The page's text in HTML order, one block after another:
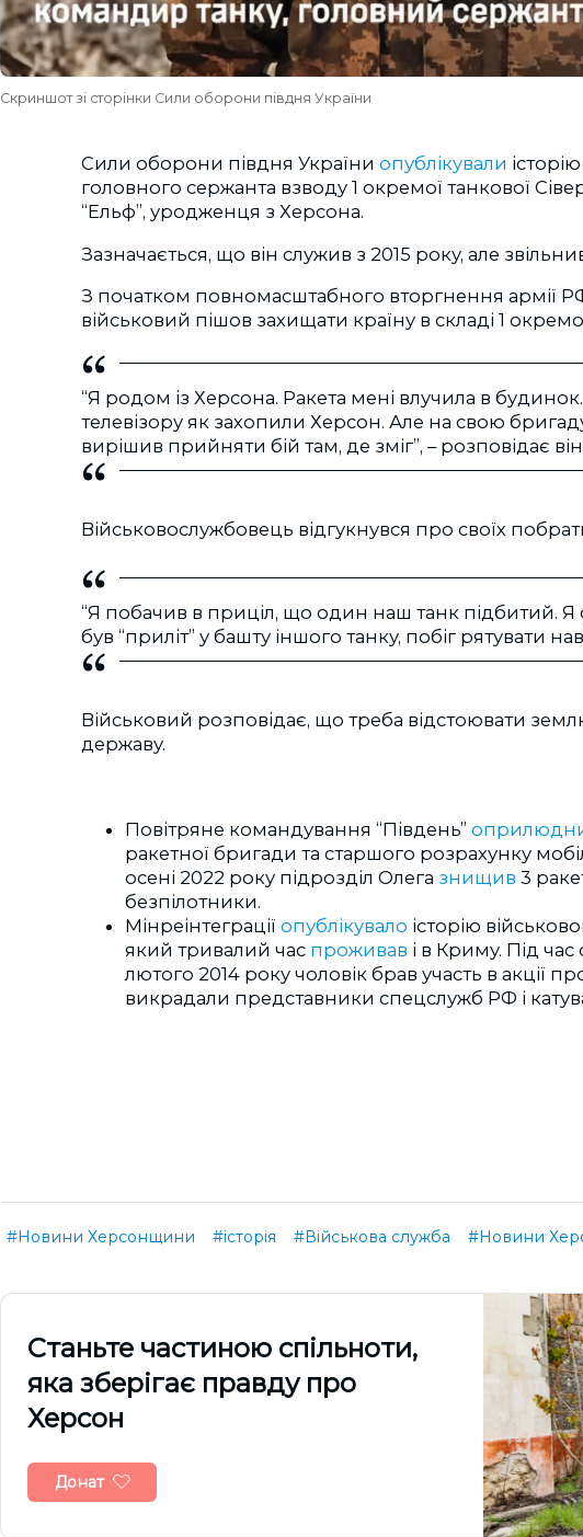
Скриншот зі сторінки Сили оборони півдня України
Сили оборони півдня України опублікували
головного сержанта взводу 1 окремої танкової
“Ельф”, уродженця з Херсона.
Зазначається, що він служив з 2015 року, але
З початком повномасштабного вторгнення армії
військовий пішов захищати країну в складі 1
“Я родом із Херсона. Ракета мені влучила в
телевізору як захопили Херсон. Але на свою
вирішив прийняти бій там, де зміг”, – розповідає
Військовослужбовець відгукнувся про своїх
“Я побачив в приціл, що один наш танк підбитий. Я
був “приліт” у башту іншого танку, побіг рятувати
Військовий розповідає, що треба відстоювати
державу.
Повітряне командування “Південь”
ракетної бригади та старшого розрахунку
осені 2022 року підрозділ Олега знищив 3
безпілотники.
Мінреінтеграції опублікувало історію
який тривалий час проживав і в Криму. Під час
лютого 2014 року чоловік брав участь в акції
викрадали представники спецслужб РФ і
#Новини Херсонщини #історія #Військова служба #Новини
Cтаньте частиною спільноти,
яка зберігає правду про
Херсон
Донат